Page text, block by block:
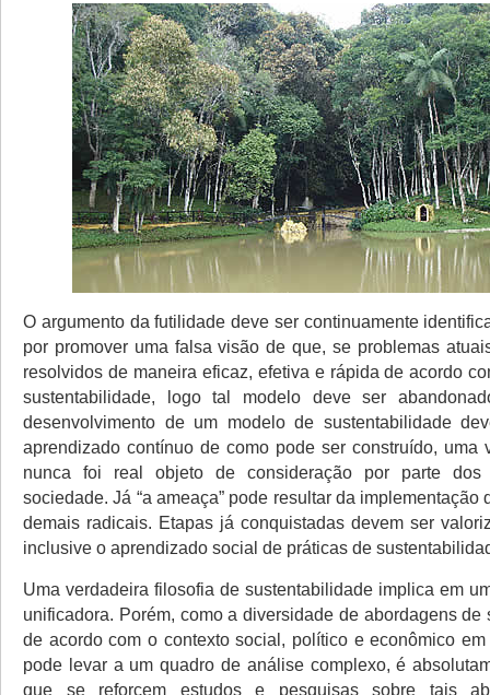
O argumento da futilidade deve ser continuamente
por promover uma falsa visão de que, se problemas
resolvidos de maneira eficaz, efetiva e rápida de acordo
sustentabilidade, logo tal modelo deve ser
desenvolvimento de um modelo de sustentabilidade
aprendizado contínuo de como pode ser construído, uma
nunca foi real objeto de consideração por parte
sociedade. Já “a ameaça” pode resultar da implementação
demais radicais. Etapas já conquistadas devem ser
inclusive o aprendizado social de práticas de
Uma verdadeira filosofia de sustentabilidade implica em
unificadora. Porém, como a diversidade de abordagens de
de acordo com o contexto social, político e econômico
pode levar a um quadro de análise complexo, é
que se reforcem estudos e pesquisas sobre tais